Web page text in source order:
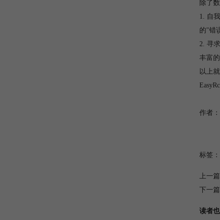
除了
1. 自
的"错
2. 寻
丰富
以上
作者
标签：
上一篇
下一篇
读者